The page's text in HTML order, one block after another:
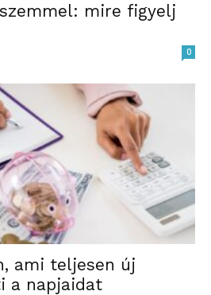
mire figyelj
0
ami teljesen új
a napjaidat